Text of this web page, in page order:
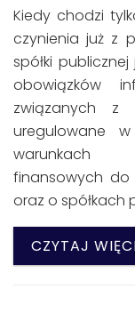
Kiedy chodzi
czynienia już z
spółki
obowiązków
związanych z
uregulowane
warunkach
finansowych do
oraz o spółkach
CZYTAJ